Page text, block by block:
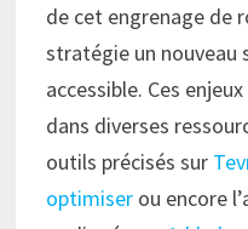
de cet engrenage de
stratégie un nouveau
accessible. Ces
dans diverses
outils précisés sur
optimiser ou encore